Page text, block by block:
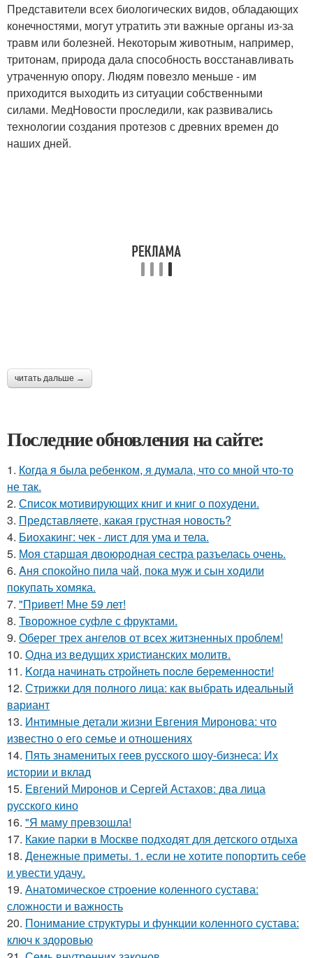
Представители всех биологических видов, обладающих
конечностями, могут утратить эти важные органы из-за
травм или болезней. Некоторым животным, например,
тритонам, природа дала способность восстанавливать
утраченную опору. Людям повезло меньше - им
приходится выходить из ситуации собственными
силами. МедНовости проследили, как развивались
технологии создания протезов с древних времен до
наших дней.
читать дальше →
Последние обновления на сайте:
1. Когда я была ребенком, я думала, что со мной что-то
не так.
2. Список мотивирующих книг и книг о похудени.
3. Представляете, какая грустная новость?
4. Биохакинг: чек - лист для ума и тела.
5. Моя старшая двоюродная сестра разъелась очень.
6. Aня спокoйно пилa чaй, пока муж и сын xoдили
покупaть хомяка.
7. "Привет! Мне 59 лет!
8. Творожное суфле с фруктами.
9. Оберег трех ангелов от всех житзненных проблем!
10. Одна из ведущих христианских молитв.
11. Kогдa нaчинaть cтрoйнеть пocле беpеменноcти!
12. Стрижки для полного лица: как выбрать идеальный
вариант
13. Интимные детали жизни Евгения Миронова: что
известно о его семье и отношениях
14. Пять знаменитых геев русского шоу-бизнеса: Их
истории и вклад
15. Евгений Миронов и Сергей Астахов: два лица
русского кино
16. "Я маму превзошла!
17. Какие парки в Москве подходят для детского отдыха
18. Денежные приметы. 1. если не хотите попортить себе
и увести удачу.
19. Анатомическое строение коленного сустава:
сложности и важность
20. Понимание структуры и функции коленного сустава:
ключ к здоровью